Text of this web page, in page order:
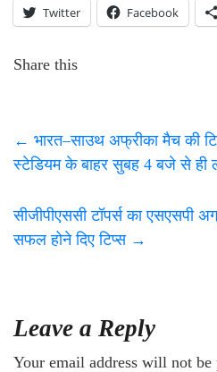
Twitter Facebook
Share this
← भारत–साउथ अफ्रीका मैच की
स्टेडियम के बाहर सुबह 4 बजे से ही
सीजीपीएससी टॉपर्स का एसएसपी
सफल होने दिए टिप्स →
Leave a Reply
Your email address will not be